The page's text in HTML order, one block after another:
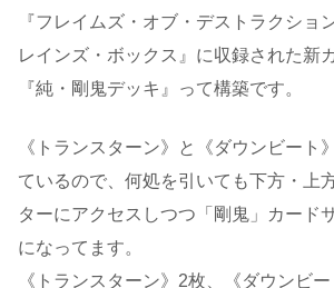
『フレイムズ・オブ・デストラクショ
レインズ・ボックス』に収録された新
『純・剛鬼デッキ』って構築です。
《トランスターン》と《ダウンビート
ているので、何処を引いても下方・上
ターにアクセスしつつ「剛鬼」カード
になってます。
《トランスターン》2枚、《ダウンビ